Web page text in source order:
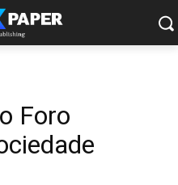
Foro